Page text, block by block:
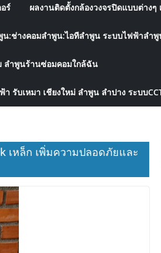
ร์ ผลงานติดตั้งกล้องวงจรปิดแบบต่างๆ
:ช่างคอมลำพูน:ไอทีลำพูน ระบบไฟฟ้าลำ
ลำพูนร้านซ่อมคอมใกล้ฉัน
รับเหมา เชียงใหม่ ลำพูน ลำปาง ระบบ
เหล็ก เพิ่มความปลอดภัยและ